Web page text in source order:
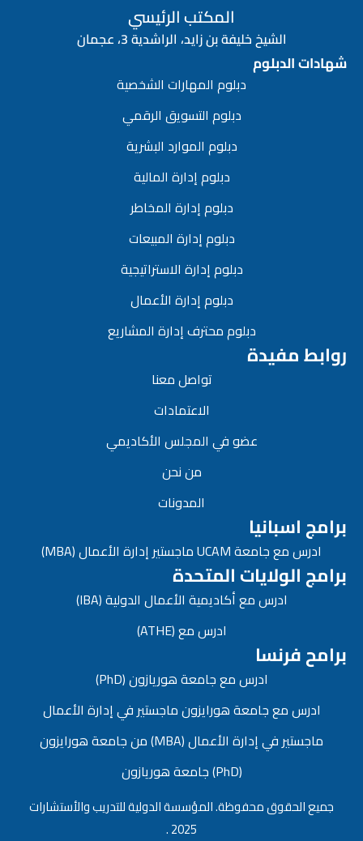
برامج اسبانيا
ادرس مع جامعة UCAM ماجستير إدارة الأعمال (MBA)
برامج الولايات المتحدة
ادرس مع أكاديمية الأعمال الدولية (IBA)
ادرس مع (ATHE)
برامح فرنسا
ادرس مع جامعة هوريازون (PhD)
ادرس مع جامعة هورايزون ماجستير في إدارة الأعمال
ماجستير في إدارة الأعمال (MBA) من جامعة هورايزون
(PhD) جامعة هوريازون
روابط مفيدة
تواصل معنا
الاعتمادات
عضو في المجلس الأكاديمي
من نحن
المدونات
شهادات الدبلوم
دبلوم المهارات الشخصية
دبلوم التسويق الرقمي
دبلوم الموارد البشرية
دبلوم إدارة المالية
دبلوم إدارة المخاطر
دبلوم إدارة المبيعات
دبلوم إدارة الاستراتيجية
دبلوم إدارة الأعمال
دبلوم محترف إدارة المشاريع
المكتب الرئيسي
الشيخ خليفة بن زايد، الراشدية 3، عجمان
جميع الحقوق محفوظة. المؤسسة الدولية للتدريب والأستشارات
2025 .